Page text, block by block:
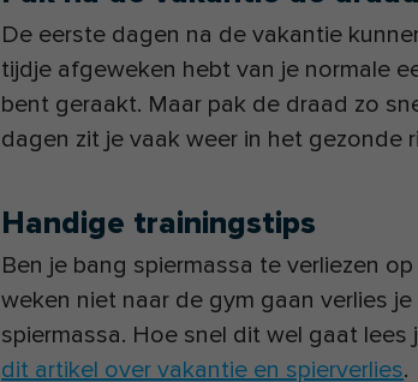
De eerste dagen na de vakantie
tijdje afgeweken hebt van je normale
bent geraakt. Maar pak de draad zo
dagen zit je vaak weer in het gezonde
Handige trainingstips
Ben je bang spiermassa te verliezen
weken niet naar de gym gaan verlies
spiermassa. Hoe snel dit wel gaat lees
dit artikel over vakantie en spierverlies.